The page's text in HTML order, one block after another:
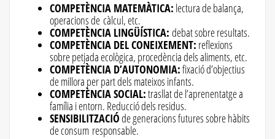
COMPETÈNCIA MATEMÀTICA: lectura de balança,
operacions de càlcul, etc.
COMPETÈNCIA LINGÜÍSTICA: debat sobre resultats.
COMPETÈNCIA DEL CONEIXEMENT: reflexions
sobre petjada ecològica, procedència dels aliments, etc.
COMPETÈNCIA D’AUTONOMIA:fixació d’objectius
de millora per part dels mateixos infants.
COMPETÈNCIA SOCIAL:trasllat de l’aprenentatge a
família i entorn. Reducció dels residus.
SENSIBILITZACIÓde generacions futures sobre hàbits
de consum responsable.